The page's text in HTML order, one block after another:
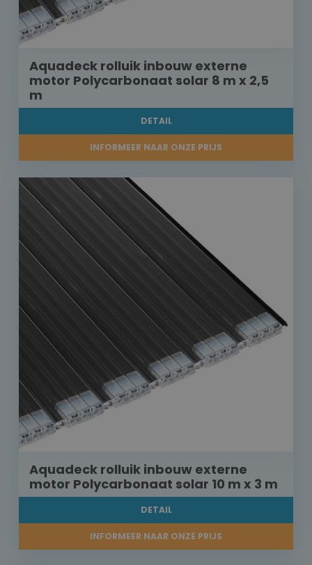
Aquadeck rolluik inbouw externe
motor Polycarbonaat solar 8 m x 2,5
m
DETAIL
INFORMEER NAAR ONZE PRIJS
Aquadeck rolluik inbouw externe
motor Polycarbonaat solar 10 m x 3 m
DETAIL
INFORMEER NAAR ONZE PRIJS